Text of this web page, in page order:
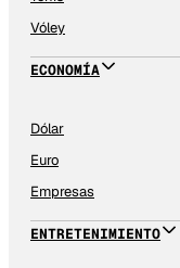
Vóley
ECONOMÍA
Dólar
Euro
Empresas
ENTRETENIMIENTO